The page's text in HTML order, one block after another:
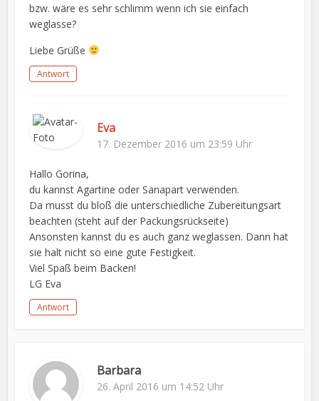
bzw. wäre es sehr schlimm wenn ich sie einfach
weglasse?
Liebe Grüße
Antwort
Eva
17. Dezember 2016 um 23:59 Uhr
Hallo Gorina,
du kannst Agartine oder Sanapart verwenden.
Da musst du bloß die unterschiedliche Zubereitungsart
beachten (steht auf der Packungsrückseite)
Ansonsten kannst du es auch ganz weglassen. Dann hat
sie halt nicht so eine gute Festigkeit.
Viel Spaß beim Backen!
LG Eva
Antwort
Barbara
26. April 2016 um 14:52 Uhr